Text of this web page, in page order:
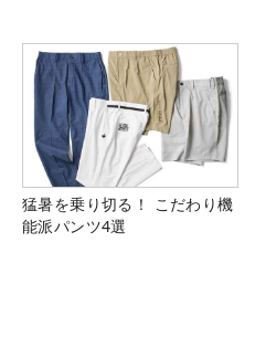
猛暑を乗り切る！ こだわり機
能派パンツ4選